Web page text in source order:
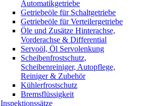
Automatikgetriebe
Getriebeöle für Schaltgetriebe
Getriebeöle für Verteilergetriebe
Öle und Zusätze Hinterachse,
Vorderachse & Differential
Servoöl, Öl Servolenkung
Scheibenfrostschutz,
Scheibenreiniger, Autopflege,
Reiniger & Zubehör
Kühlerfrostschutz
Bremsflüssigkeit
Inspektionssätze